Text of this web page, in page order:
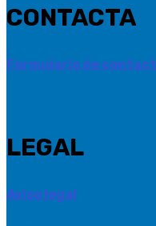
CONTACTA
Formulario de
LEGAL
Aviso legal